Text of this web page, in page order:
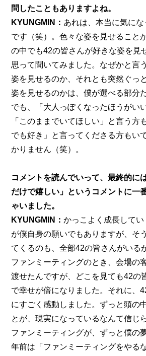
問したこともありますよね。
KYUNGMIN： あれは、本当に気に
です（笑）。色々な姿を見せること
の中でも42の皆さんが好きな姿を見
思って聞いてみました。なぜかと言
姿を見せるのか、それとも突然ぐっ
姿を見せるのかは、僕が選べる部分
でも、「大人っぽくなったほうがい
「このままでいてほしい」と言う方
でも好き」と言ってくださる方も
かりません（笑）。
コメントを読んでいって、最終的に
だけで嬉しい」というコメントに一
ゃいました。
KYUNGMIN：かっこよく成長して
が僕自身の願いでもありますが、そ
てくるのも、全部42の皆さんがいる
ファンミーティングのとき、会場の
渡せたんですが、どこを見ても42の
で幸せが倍になりました。それに、
にすごく感動しました。ずっと頭の
とが、現実になっているなんて信じ
ファンミーティングが、ずっと僕の
年前は「ファンミーティングをやる